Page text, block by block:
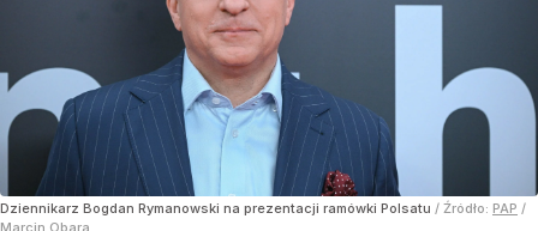
Dziennikarz Bogdan Rymanowski na prezentacji ramówki Polsatu / Źródło: PAP /
Marcin Obara